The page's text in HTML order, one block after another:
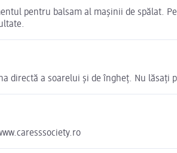
pentru balsam al mașinii de spălat.
a soarelui și de îngheț. Nu lăsați